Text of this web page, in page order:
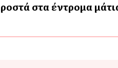
στα έντρομα